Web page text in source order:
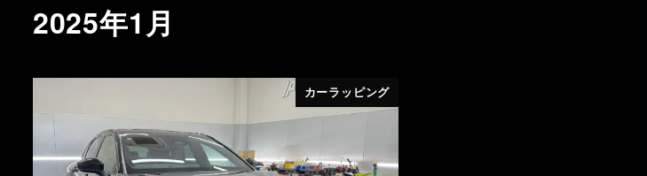
2025年1月
カーラッピング